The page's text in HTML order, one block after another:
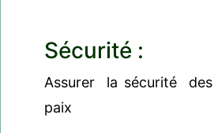
Sécurité :
Assurer la sécurité des
paix